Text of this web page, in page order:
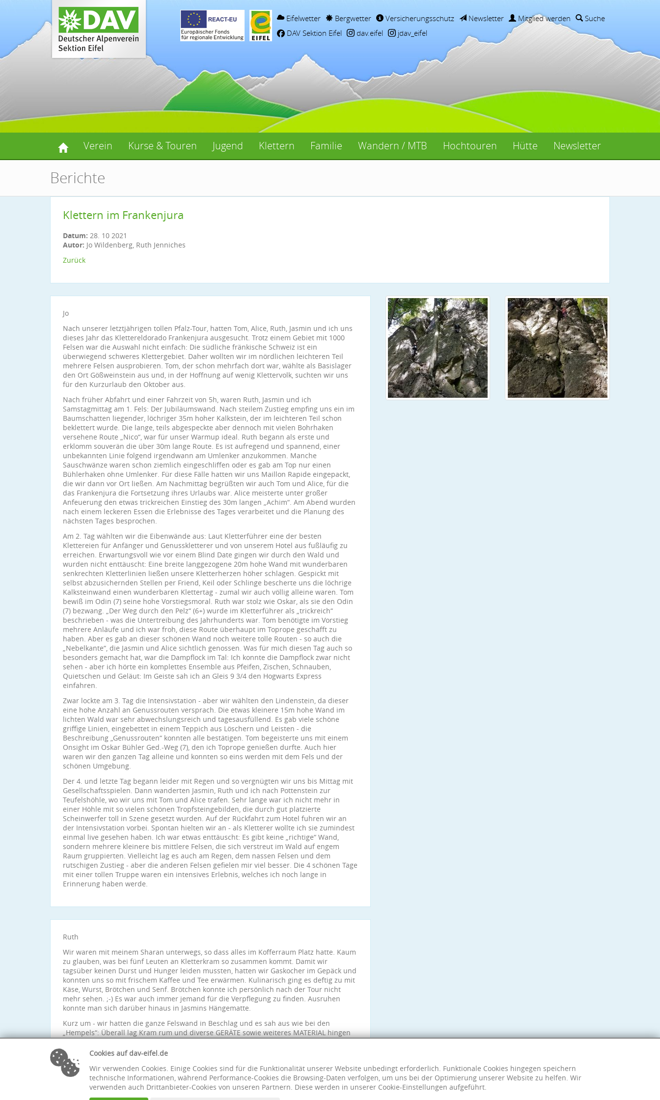
Eifelwetter Bergwetter Versicherungsschutz Newsletter Mitglied werden
Suche
DAV Sektion Eifel
dav.eifel jdav_eifel
Verein Kurse & Touren Jugend Klettern Familie Wandern / MTB Hochtouren Hütte Newsletter
Berichte
Klettern im Frankenjura
Datum: 28. 10 2021
Autor: Jo Wildenberg, Ruth Jenniches
Zurück
Jo
Nach unserer letztjährigen tollen Pfalz-Tour, hatten Tom, Alice, Ruth, Jasmin und ich uns
dieses Jahr das Klettereldorado Frankenjura ausgesucht. Trotz einem Gebiet mit 1000
Felsen war die Auswahl nicht einfach: Die südliche fränkische Schweiz ist ein
überwiegend schweres Klettergebiet. Daher wollten wir im nördlichen leichteren Teil
mehrere Felsen ausprobieren. Tom, der schon mehrfach dort war, wählte als Basislager
den Ort Gößweinstein aus und, in der Hoffnung auf wenig Klettervolk, suchten wir uns
für den Kurzurlaub den Oktober aus.
Nach früher Abfahrt und einer Fahrzeit von 5h, waren Ruth, Jasmin und ich
Samstagmittag am 1. Fels: Der Jubiläumswand. Nach steilem Zustieg empfing uns ein im
Baumschatten liegender, löchriger 35m hoher Kalkstein, der im leichteren Teil schon
beklettert wurde. Die lange, teils abgespeckte aber dennoch mit vielen Bohrhaken
versehene Route „Nico“, war für unser Warmup ideal. Ruth begann als erste und
erklomm souverän die über 30m lange Route. Es ist aufregend und spannend, einer
unbekannten Linie folgend irgendwann am Umlenker anzukommen. Manche
Sauschwänze waren schon ziemlich eingeschliffen oder es gab am Top nur einen
Bühlerhaken ohne Umlenker. Für diese Fälle hatten wir uns Maillon Rapide eingepackt,
die wir dann vor Ort ließen. Am Nachmittag begrüßten wir auch Tom und Alice, für die
das Frankenjura die Fortsetzung ihres Urlaubs war. Alice meisterte unter großer
Anfeuerung den etwas trickreichen Einstieg des 30m langen „Achim“. Am Abend wurden
nach einem leckeren Essen die Erlebnisse des Tages verarbeitet und die Planung des
nächsten Tages besprochen.
Am 2. Tag wählten wir die Eibenwände aus: Laut Kletterführer eine der besten
Klettereien für Anfänger und Genusskletterer und von unserem Hotel aus fußläufig zu
erreichen. Erwartungsvoll wie vor einem Blind Date gingen wir durch den Wald und
wurden nicht enttäuscht: Eine breite langgezogene 20m hohe Wand mit wunderbaren
senkrechten Kletterlinien ließen unsere Kletterherzen höher schlagen. Gespickt mit
selbst abzusichernden Stellen per Friend, Keil oder Schlinge bescherte uns die löchrige
Kalksteinwand einen wunderbaren Klettertag - zumal wir auch völlig alleine waren. Tom
bewiß im Odin (7) seine hohe Vorstiegsmoral. Ruth war stolz wie Oskar, als sie den Odin
(7) bezwang. „Der Weg durch den Pelz“ (6+) wurde im Kletterführer als „trickreich“
beschrieben - was die Untertreibung des Jahrhunderts war. Tom benötigte im Vorstieg
mehrere Anläufe und ich war froh, diese Route überhaupt im Toprope geschafft zu
haben. Aber es gab an dieser schönen Wand noch weitere tolle Routen - so auch die
„Nebelkante“, die Jasmin und Alice sichtlich genossen. Was für mich diesen Tag auch so
besonders gemacht hat, war die Dampflock im Tal: Ich konnte die Dampflock zwar nicht
sehen - aber ich hörte ein komplettes Ensemble aus Pfeifen, Zischen, Schnauben,
Quietschen und Geläut: Im Geiste sah ich an Gleis 9 3/4 den Hogwarts Express
einfahren.
Zwar lockte am 3. Tag die Intensivstation - aber wir wählten den Lindenstein, da dieser
eine hohe Anzahl an Genussrouten versprach. Die etwas kleinere 15m hohe Wand im
lichten Wald war sehr abwechslungsreich und tagesausfüllend. Es gab viele schöne
griffige Linien, eingebettet in einem Teppich aus Löschern und Leisten - die
Beschreibung „Genussrouten“ konnten alle bestätigen. Tom begeisterte uns mit einem
Onsight im Oskar Bühler Ged.-Weg (7), den ich Toprope genießen durfte. Auch hier
waren wir den ganzen Tag alleine und konnten so eins werden mit dem Fels und der
schönen Umgebung.
Der 4. und letzte Tag begann leider mit Regen und so vergnügten wir uns bis Mittag mit
Gesellschaftsspielen. Dann wanderten Jasmin, Ruth und ich nach Pottenstein zur
Teufelshöhle, wo wir uns mit Tom und Alice trafen. Sehr lange war ich nicht mehr in
einer Höhle mit so vielen schönen Tropfsteingebilden, die durch gut platzierte
Scheinwerfer toll in Szene gesetzt wurden. Auf der Rückfahrt zum Hotel fuhren wir an
der Intensivstation vorbei. Spontan hielten wir an - als Kletterer wollte ich sie zumindest
einmal live gesehen haben. Ich war etwas enttäuscht: Es gibt keine „richtige“ Wand,
sondern mehrere kleinere bis mittlere Felsen, die sich verstreut im Wald auf engem
Raum gruppierten. Vielleicht lag es auch am Regen, dem nassen Felsen und dem
rutschigen Zustieg - aber die anderen Felsen gefielen mir viel besser. Die 4 schönen Tage
mit einer tollen Truppe waren ein intensives Erlebnis, welches ich noch lange in
Erinnerung haben werde.
Ruth
Wir waren mit meinem Sharan unterwegs, so dass alles im Kofferraum Platz hatte. Kaum
zu glauben, was bei fünf Leuten an Kletterkram so zusammen kommt. Damit wir
tagsüber keinen Durst und Hunger leiden mussten, hatten wir Gaskocher im Gepäck und
konnten uns so mit frischem Kaffee und Tee erwärmen. Kulinarisch ging es deftig zu mit
Käse, Wurst, Brötchen und Senf. Brötchen konnte ich persönlich nach der Tour nicht
mehr sehen. ;-) Es war auch immer jemand für die Verpflegung zu finden. Ausruhen
konnte man sich darüber hinaus in Jasmins Hängematte.
Kurz um - wir hatten die ganze Felswand in Beschlag und es sah aus wie bei den
„Hempels“: Überall lag Kram rum und diverse GERÄTE sowie weiteres MATERIAL hingen
an den Bäumen. Für mich war der Kalkstein gut zu klettern und ich würde dieses Ziel
gerne noch einmal ansteuern. Eine klasse Tour mit tollen Leuten!
Cookies auf dav-eifel.de
Wir verwenden Cookies. Einige Cookies sind für die Funktionalität unserer Website unbedingt erforderlich. Funktionale Cookies hingegen speichern
technische Informationen, während Performance-Cookies die Browsing-Daten verfolgen, um uns bei der Optimierung unserer Website zu helfen. Wir
verwenden auch Drittanbieter-Cookies von unseren Partnern. Diese werden in unserer Cookie-Einstellungen aufgeführt.